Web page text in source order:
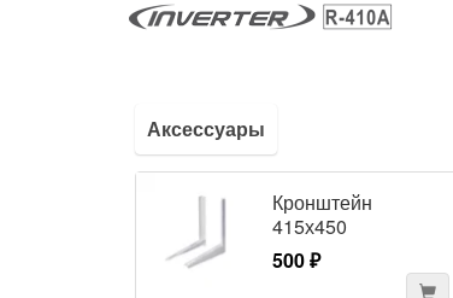
Аксессуары
Кронштейн
415х450
500 ₽